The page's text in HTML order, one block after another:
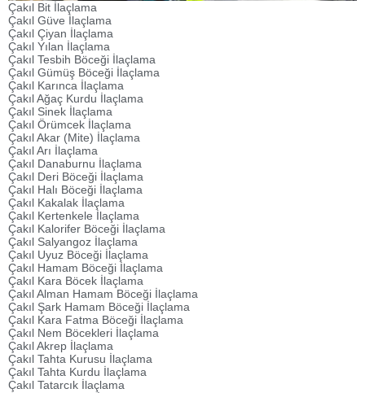
Çakıl Bit İlaçlama
Çakıl Güve İlaçlama
Çakıl Çiyan İlaçlama
Çakıl Yılan İlaçlama
Çakıl Tesbih Böceği İlaçlama
Çakıl Gümüş Böceği İlaçlama
Çakıl Karınca İlaçlama
Çakıl Ağaç Kurdu İlaçlama
Çakıl Sinek İlaçlama
Çakıl Örümcek İlaçlama
Çakıl Akar (Mite) İlaçlama
Çakıl Arı İlaçlama
Çakıl Danaburnu İlaçlama
Çakıl Deri Böceği İlaçlama
Çakıl Halı Böceği İlaçlama
Çakıl Kakalak İlaçlama
Çakıl Kertenkele İlaçlama
Çakıl Kalorifer Böceği İlaçlama
Çakıl Salyangoz İlaçlama
Çakıl Uyuz Böceği İlaçlama
Çakıl Hamam Böceği İlaçlama
Çakıl Kara Böcek İlaçlama
Çakıl Alman Hamam Böceği İlaçlama
Çakıl Şark Hamam Böceği İlaçlama
Çakıl Kara Fatma Böceği İlaçlama
Çakıl Nem Böcekleri İlaçlama
Çakıl Akrep İlaçlama
Çakıl Tahta Kurusu İlaçlama
Çakıl Tahta Kurdu İlaçlama
Çakıl Tatarcık İlaçlama